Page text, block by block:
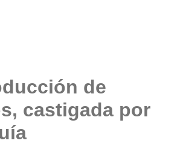
de
castigada por